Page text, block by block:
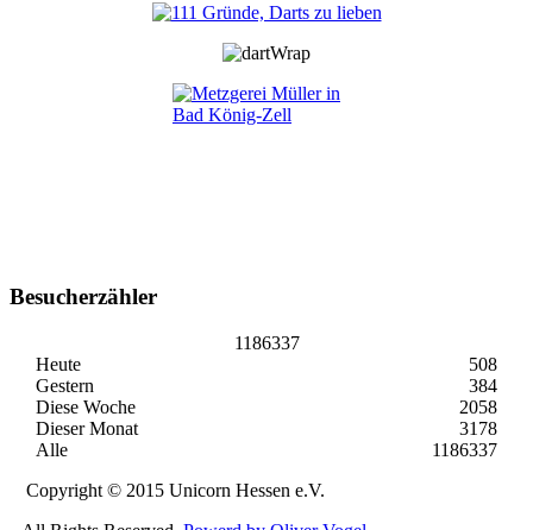
Besucherzähler
1186337
Heute
508
Gestern
384
Diese Woche
2058
Dieser Monat
3178
Alle
1186337
Copyright © 2015 Unicorn Hessen e.V.